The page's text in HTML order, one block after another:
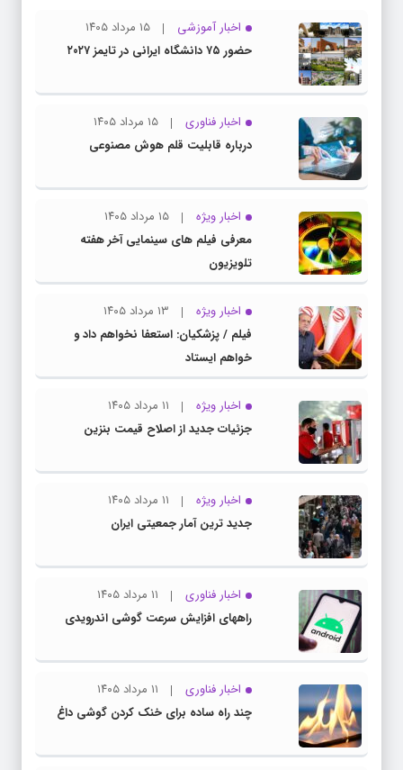
اخبار آموزشی
۱۵ مرداد ۱۴۰۵
حضور ۷۵ دانشگاه ایرانی در تایمز ۲۰۲۷
اخبار فناوری
۱۵ مرداد ۱۴۰۵
درباره قابلیت قلم هوش مصنوعی
اخبار ویژه
۱۵ مرداد ۱۴۰۵
معرفی فیلم های سینمایی آخر هفته
تلویزیون
اخبار ویژه
۱۳ مرداد ۱۴۰۵
فیلم / پزشکیان: استعفا نخواهم داد و
خواهم ایستاد
اخبار ویژه
۱۱ مرداد ۱۴۰۵
جزئیات جدید از اصلاح قیمت بنزین
اخبار ویژه
۱۱ مرداد ۱۴۰۵
جدید ترین آمار جمعیتی ایران
اخبار فناوری
۱۱ مرداد ۱۴۰۵
راههای افزایش سرعت گوشی اندرویدی
اخبار فناوری
۱۱ مرداد ۱۴۰۵
چند راه‌ ساده برای خنک کردن گوشی داغ